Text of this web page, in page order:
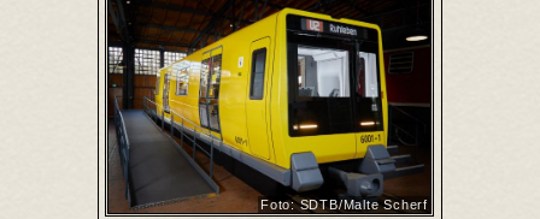
Foto: SDTB/Malte Scherf